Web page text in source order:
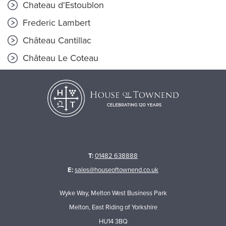
Chateau d'Estoublon
Frederic Lambert
Château Cantillac
Château Le Coteau
T:01482 638888
E:sales@houseoftownend.co.uk
Wyke Way, Melton West Business Park
Melton, East Riding of Yorkshire
HU14 3BQ